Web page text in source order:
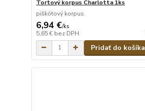
Tortový korpus Charlotta 1ks
piškótový korpus
6,94 €/ks
5,65 € bez DPH
Pridať do košíka